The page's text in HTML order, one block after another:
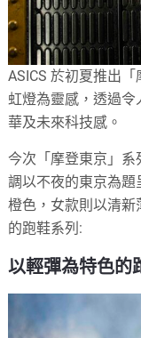
ASICS 於初夏推出
虹燈為靈感，透過
華及未來科技感。
今次「摩登東京」系
調以不夜的東京為
橙色，女款則以清
的跑鞋系列:
以輕彈為特色的